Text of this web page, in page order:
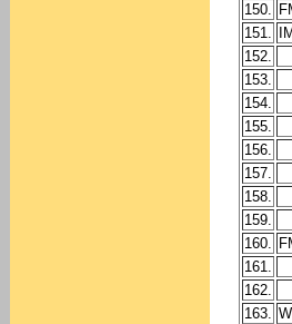
150.
151.
IM
152.
153.
154.
155.
156.
157.
158.
159.
160.
161.
162.
163.